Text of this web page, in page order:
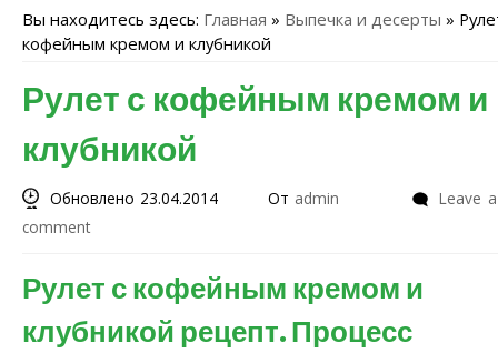
Вы находитесь здесь: Главная » Выпечка и десерты »
кофейным кремом и клубникой
Рулет с кофейным кремом и
клубникой
Обновлено 23.04.2014 От admin
Leave a
comment
Рулет с кофейным кремом и
клубникой рецепт. Процесс